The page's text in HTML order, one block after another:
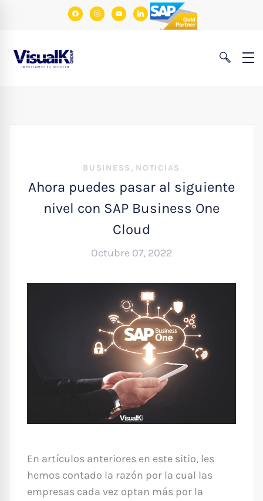
facebookinstagram
youtubelinkedin
BUSINESS , NOTICIAS
Ahora puedes pasar al siguiente
nivel con SAP Business One
Cloud
Octubre 07, 2022
En artículos anteriores en este sitio, les
hemos contado la razón por la cual las
empresas cada vez optan más por la